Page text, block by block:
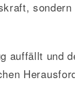
sondern
auffällt und